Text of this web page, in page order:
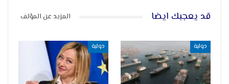
قد يعجبك ايضا المزيد عن المؤلف
دولية دولية